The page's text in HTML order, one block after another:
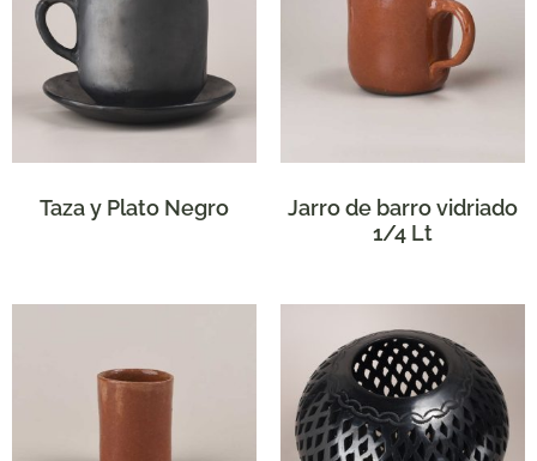
Taza y Plato Negro
Jarro de barro vidriado
1/4 Lt